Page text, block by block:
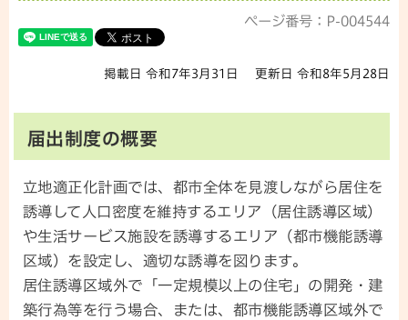
ページ番号：P-004544
掲載日 令和7年3月31日 更新日 令和8年5月28日
届出制度の概要
立地適正化計画では、都市全体を見渡しながら居住を
誘導して人口密度を維持するエリア（居住誘導区域）
や生活サービス施設を誘導するエリア（都市機能誘導
区域）を設定し、適切な誘導を図ります。
居住誘導区域外で「一定規模以上の住宅」の開発・建
築行為等を行う場合、または、都市機能誘導区域外で